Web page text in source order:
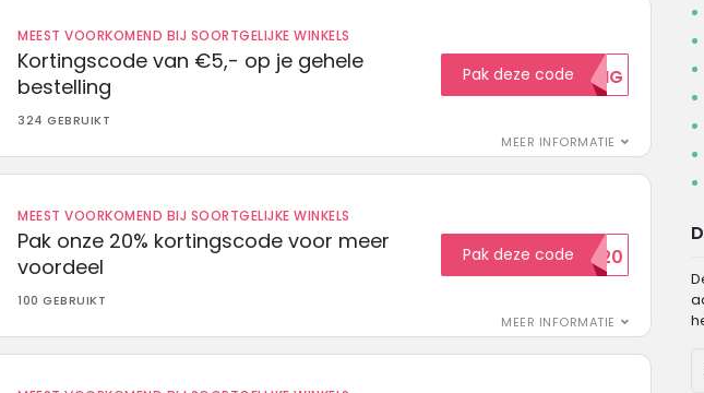
MEEST VOORKOMEND BIJ SOORTGELIJKE WINKELS
Kortingscode van €5,- op je gehele
bestelling
324 GEBRUIKT
MEER INFORMATIE
Pak deze code5KORTING
MEEST VOORKOMEND BIJ SOORTGELIJKE WINKELS
Pak onze 20% kortingscode voor meer
voordeel
100 GEBRUIKT
MEER INFORMATIE
Pak deze codeEXTRA20